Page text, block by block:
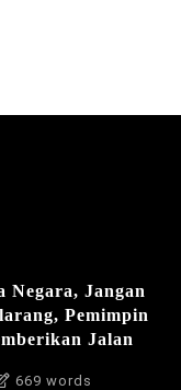
Negara, Jangan
Pemimpin
Jalan
669 words